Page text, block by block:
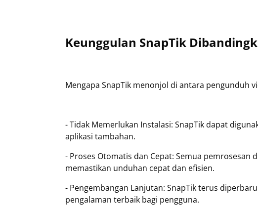
Keunggulan SnapTik
Mengapa SnapTik menonjol di antara pengunduh
- Tidak Memerlukan Instalasi: SnapTik dapat
aplikasi tambahan.
- Proses Otomatis dan Cepat: Semua pemrosesan
memastikan unduhan cepat dan efisien.
- Pengembangan Lanjutan: SnapTik terus
pengalaman terbaik bagi pengguna.